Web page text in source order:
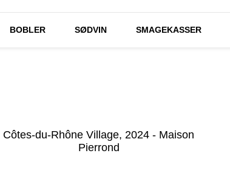
BOBLER SØDVIN SMAGEKASSER
Côtes-du-Rhône Village, 2024 - Maison
Pierrond